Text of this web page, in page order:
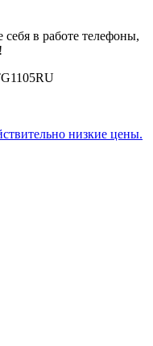
в работе телефоны,
низкие цены.